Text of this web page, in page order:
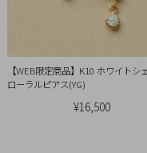
【WEB限定商品】K10 ホワイトシ
ローラルピアス(YG)
¥16,500